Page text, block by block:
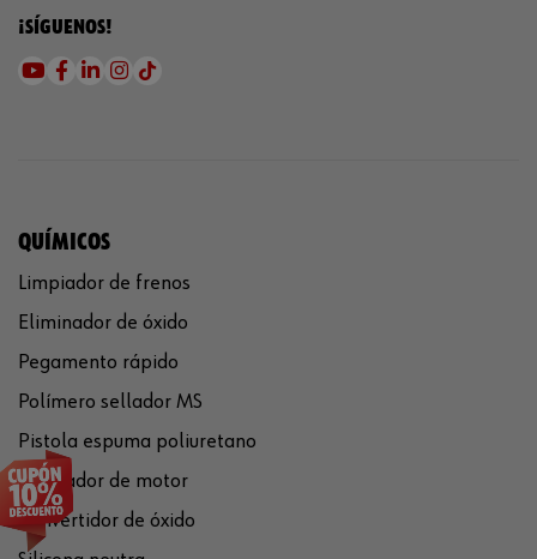
¡SÍGUENOS!
QUÍMICOS
Limpiador de frenos
Eliminador de óxido
Pegamento rápido
Polímero sellador MS
Pistola espuma poliuretano
Limpiador de motor
Convertidor de óxido